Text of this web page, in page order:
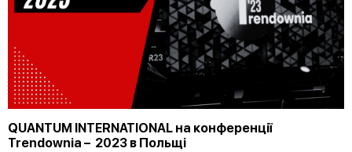
QUANTUM INTERNATIONAL на конференції
Trendownia – 2023 в Польщі